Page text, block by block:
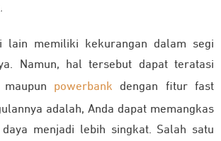
lain memiliki kekurangan dalam segi
Namun, hal tersebut dapat teratasi
maupun powerbank dengan fitur fast
adalah, Anda dapat memangkas
menjadi lebih singkat. Salah satu